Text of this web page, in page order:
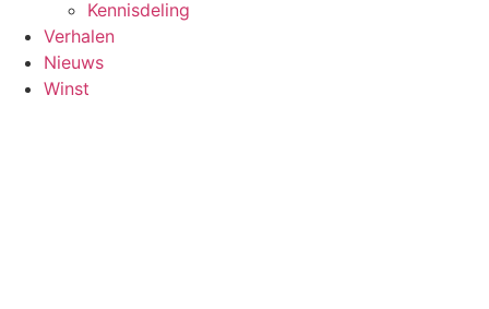
Kennisdeling
Verhalen
Nieuws
Winst